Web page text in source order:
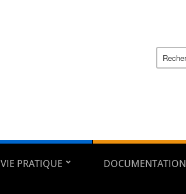
VIE PRATIQUE DOCUMENTATION